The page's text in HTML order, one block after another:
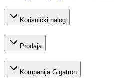
Korisnički nalog
Prodaja
Kompanija Gigatron